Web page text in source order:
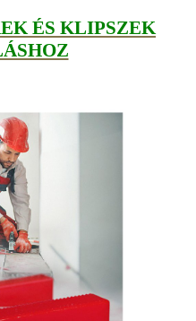
ÉS KLIPSZEK